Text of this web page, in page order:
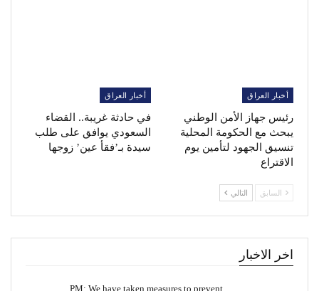
أخبار العراق
رئيس جهاز الأمن الوطني
يبحث مع الحكومة المحلية
تنسيق الجهود لتأمين يوم
الاقتراع
أخبار العراق
في حادثة غريبة.. القضاء
السعودي يوافق على طلب
سيدة بـ’فقأ عين’ زوجها
السابق التالي
اخر الاخبار
PM: We have taken measures to prevent…